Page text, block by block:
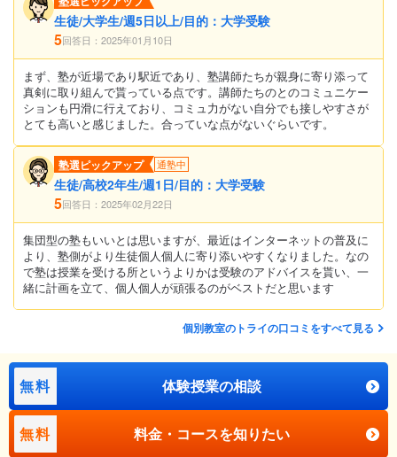
生徒/大学生/週5日以上/目的：大学受験
5回答日：2025年01月10日
まず、塾が近場であり駅近であり、塾講師たちが親身に寄り添って
真剣に取り組んで貰っている点です。講師たちのとのコミュニケー
ションも円滑に行えており、コミュ力がない自分でも接しやすさが
とても高いと感じました。合っていな点がないぐらいです。
塾選ピックアップ 通塾中
生徒/高校2年生/週1日/目的：大学受験
5回答日：2025年02月22日
集団型の塾もいいとは思いますが、最近はインターネットの普及に
より、塾側がより生徒個人個人に寄り添いやすくなりました。なの
で塾は授業を受ける所というよりかは受験のアドバイスを貰い、一
緒に計画を立て、個人個人が頑張るのがベストだと思います
個別教室のトライの口コミをすべて見る
無料 体験授業の相談
無料 料金・コースを知りたい